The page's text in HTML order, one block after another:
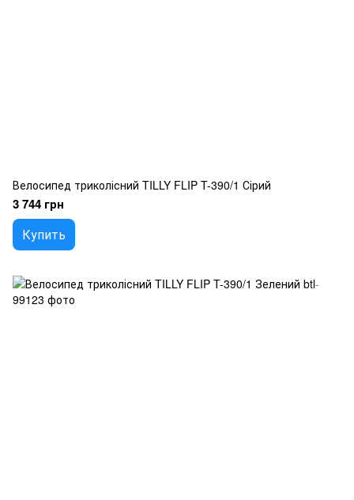
Велосипед триколісний TILLY FLIP T-390/1 Сірий
3 744 грн
Купить